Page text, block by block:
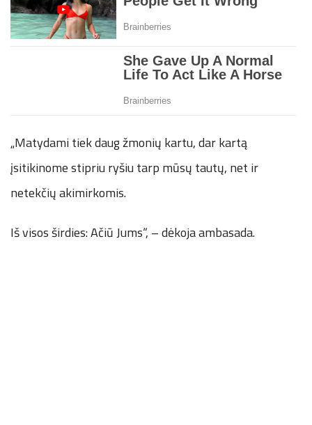
„Matydami tiek daug žmonių kartu, dar kartą
įsitikinome stipriu ryšiu tarp mūsų tautų, net ir
netekčių akimirkomis.
Iš visos širdies: Ačiū Jums“, – dėkoja ambasada.